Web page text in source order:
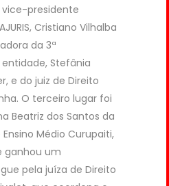
presidente
Cristiano Vilhalba
da 3ª
Stefânia
e do juiz de Direito
O terceiro lugar foi
Beatriz dos Santos da
Médio Curupaiti,
ganhou um
pela juíza de Direito